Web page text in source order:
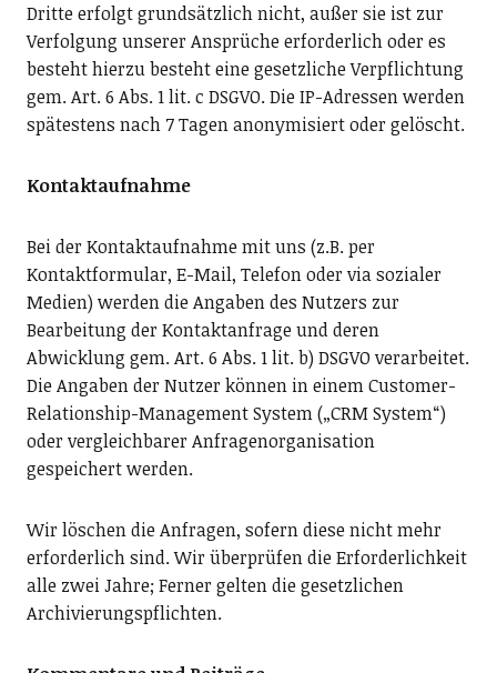
Dritte erfolgt grundsätzlich nicht, außer sie ist zur
Verfolgung unserer Ansprüche erforderlich oder es
besteht hierzu besteht eine gesetzliche Verpflichtung
gem. Art. 6 Abs. 1 lit. c DSGVO. Die IP-Adressen werden
spätestens nach 7 Tagen anonymisiert oder gelöscht.
Kontaktaufnahme
Bei der Kontaktaufnahme mit uns (z.B. per
Kontaktformular, E-Mail, Telefon oder via sozialer
Medien) werden die Angaben des Nutzers zur
Bearbeitung der Kontaktanfrage und deren
Abwicklung gem. Art. 6 Abs. 1 lit. b) DSGVO verarbeitet.
Die Angaben der Nutzer können in einem Customer-
Relationship-Management System („CRM System“)
oder vergleichbarer Anfragenorganisation
gespeichert werden.
Wir löschen die Anfragen, sofern diese nicht mehr
erforderlich sind. Wir überprüfen die Erforderlichkeit
alle zwei Jahre; Ferner gelten die gesetzlichen
Archivierungspflichten.